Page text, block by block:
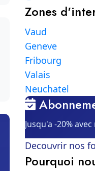
Zones
Vaud
Geneve
Fribourg
Valais
Neuchatel
Jusqu'a -20%
Decouvrir nos
Pourquoi